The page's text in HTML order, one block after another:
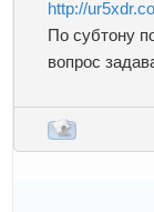
http://
По субтону
вопрос